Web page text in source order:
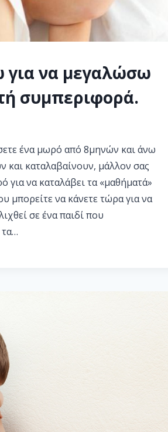
για να μεγαλώσω
συμπεριφορά.
ένα μωρό από 8μηνών και άνω
και καταλαβαίνουν, μάλλον σας
για να καταλάβει τα «μαθήματά»
μπορείτε να κάνετε τώρα για να
σε ένα παιδί που